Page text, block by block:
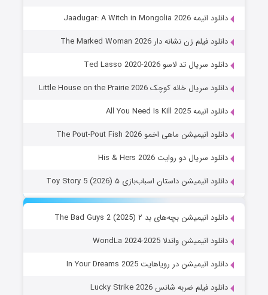
دانلود انیمه Jaadugar: A Witch in Mongolia 2026
دانلود فیلم زن نشانه دار The Marked Woman 2026
دانلود سریال تد لاسو Ted Lasso 2020-2026
دانلود سریال خانه کوچک Little House on the Prairie 2026
دانلود انیمه All You Need Is Kill 2025
دانلود انیمیشن ماهی اخمو The Pout-Pout Fish 2026
دانلود سریال دو روایت His & Hers 2026
دانلود انیمیشن داستان اسباب‌بازی ۵ Toy Story 5 (2026)
دانلود انیمیشن بچه‌های بد ۲ The Bad Guys 2 (2025)
دانلود انیمیشن واندلا WondLa 2024-2025
دانلود انیمیشن در رویاهایت In Your Dreams 2025
دانلود فیلم ضربه شانس Lucky Strike 2026